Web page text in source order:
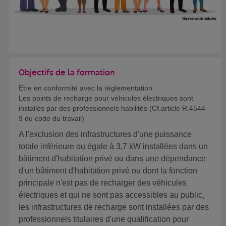
Objectifs de la formation
Etre en conformité avec la réglementation.
Les points de recharge pour véhicules électriques sont
installés par des professionnels habilités (Cf.article R.4544-
9 du code du travail)
A l'exclusion des infrastructures d'une puissance
totale inférieure ou égale à 3,7 kW installées dans un
bâtiment d'habitation privé ou dans une dépendance
d'un bâtiment d'habitation privé ou dont la fonction
principale n'est pas de recharger des véhicules
électriques et qui ne sont pas accessibles au public,
les infrastructures de recharge sont installées par des
professionnels titulaires d'une qualification pour